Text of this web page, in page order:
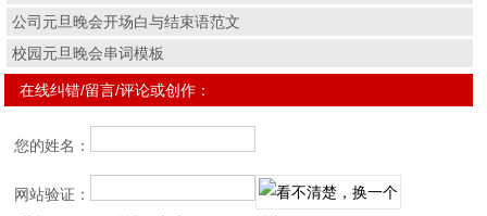
公司元旦晚会开场白与结束语范文
校园元旦晚会串词模板
在线纠错/留言/评论或创作：
您的姓名：
网站验证：